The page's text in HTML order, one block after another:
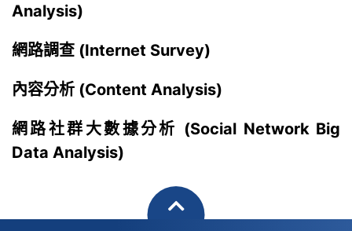
Analysis)
網路調查 (Internet Survey)
內容分析 (Content Analysis)
網路社群大數據分析 (Social Network Big
Data Analysis)